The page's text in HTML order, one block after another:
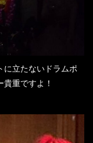
に立たないドラムポ
重ですよ！